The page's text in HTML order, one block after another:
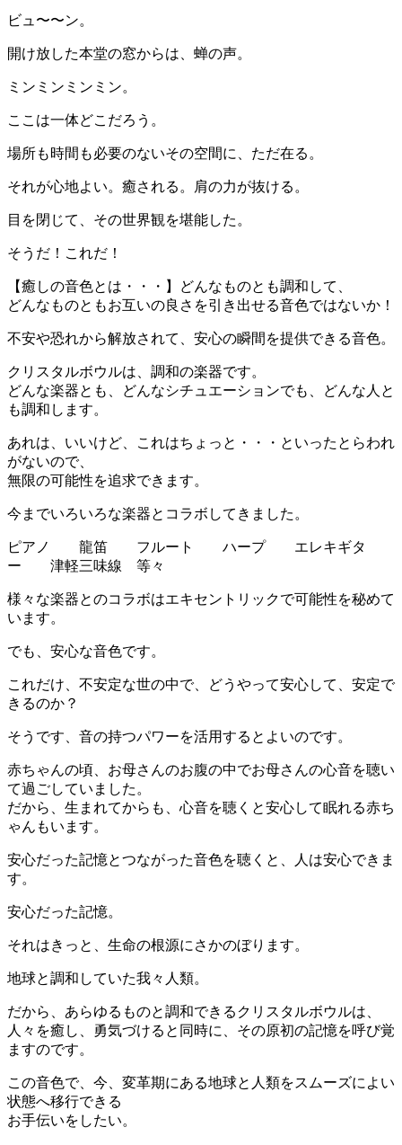
ビュ〜〜ン。
開け放した本堂の窓からは、蝉の声。
ミンミンミンミン。
ここは一体どこだろう。
場所も時間も必要のないその空間に、ただ在る。
それが心地よい。癒される。肩の力が抜ける。
目を閉じて、その世界観を堪能した。
そうだ！これだ！
【癒しの音色とは・・・】どんなものとも調和して、
どんなものともお互いの良さを引き出せる音色ではないか！
不安や恐れから解放されて、安心の瞬間を提供できる音色。
クリスタルボウルは、調和の楽器です。
どんな楽器とも、どんなシチュエーションでも、どんな人と
も調和します。
あれは、いいけど、これはちょっと・・・といったとらわれ
がないので、
無限の可能性を追求できます。
今までいろいろな楽器とコラボしてきました。
ピアノ 龍笛 フルート ハープ エレキギタ
ー 津軽三味線 等々
様々な楽器とのコラボはエキセントリックで可能性を秘めて
います。
でも、安心な音色です。
これだけ、不安定な世の中で、どうやって安心して、安定で
きるのか？
そうです、音の持つパワーを活用するとよいのです。
赤ちゃんの頃、お母さんのお腹の中でお母さんの心音を聴い
て過ごしていました。
だから、生まれてからも、心音を聴くと安心して眠れる赤ち
ゃんもいます。
安心だった記憶とつながった音色を聴くと、人は安心できま
す。
安心だった記憶。
それはきっと、生命の根源にさかのぼります。
地球と調和していた我々人類。
だから、あらゆるものと調和できるクリスタルボウルは、
人々を癒し、勇気づけると同時に、その原初の記憶を呼び覚
ますのです。
この音色で、今、変革期にある地球と人類をスムーズによい
状態へ移行できる
お手伝いをしたい。